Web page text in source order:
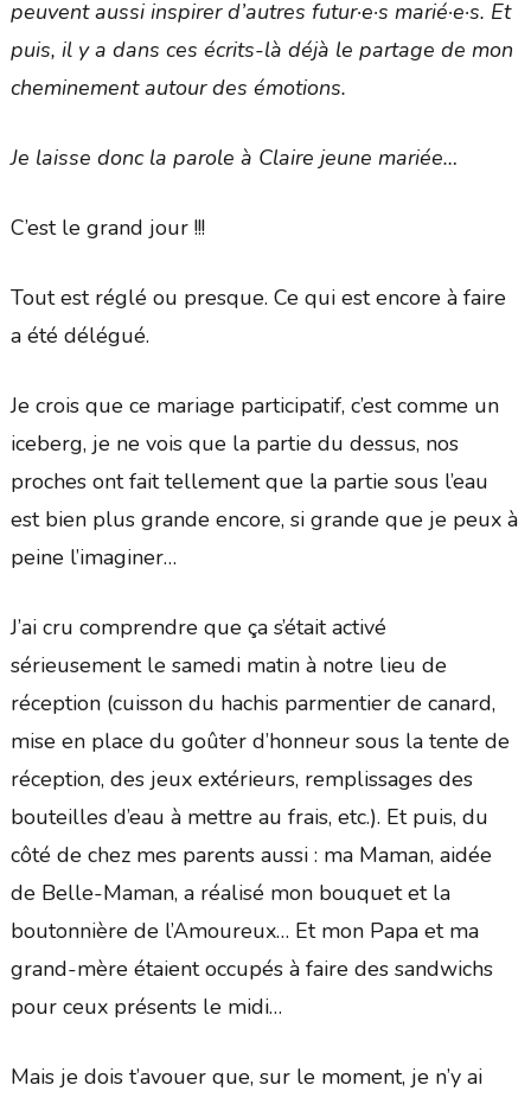
peuvent aussi inspirer d’autres futur·e·s marié·e·s. Et
puis, il y a dans ces écrits-là déjà le partage de mon
cheminement autour des émotions.
Je laisse donc la parole à Claire jeune mariée…
C’est le grand jour !!!
Tout est réglé ou presque. Ce qui est encore à faire
a été délégué.
Je crois que ce mariage participatif, c’est comme un
iceberg, je ne vois que la partie du dessus, nos
proches ont fait tellement que la partie sous l’eau
est bien plus grande encore, si grande que je peux à
peine l’imaginer…
J’ai cru comprendre que ça s’était activé
sérieusement le samedi matin à notre lieu de
réception (cuisson du hachis parmentier de canard,
mise en place du goûter d’honneur sous la tente de
réception, des jeux extérieurs, remplissages des
bouteilles d’eau à mettre au frais, etc.). Et puis, du
côté de chez mes parents aussi : ma Maman, aidée
de Belle-Maman, a réalisé mon bouquet et la
boutonnière de l’Amoureux… Et mon Papa et ma
grand-mère étaient occupés à faire des sandwichs
pour ceux présents le midi…
Mais je dois t’avouer que, sur le moment, je n’y ai